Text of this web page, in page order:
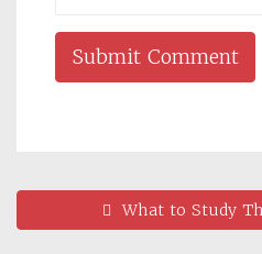
What to Study